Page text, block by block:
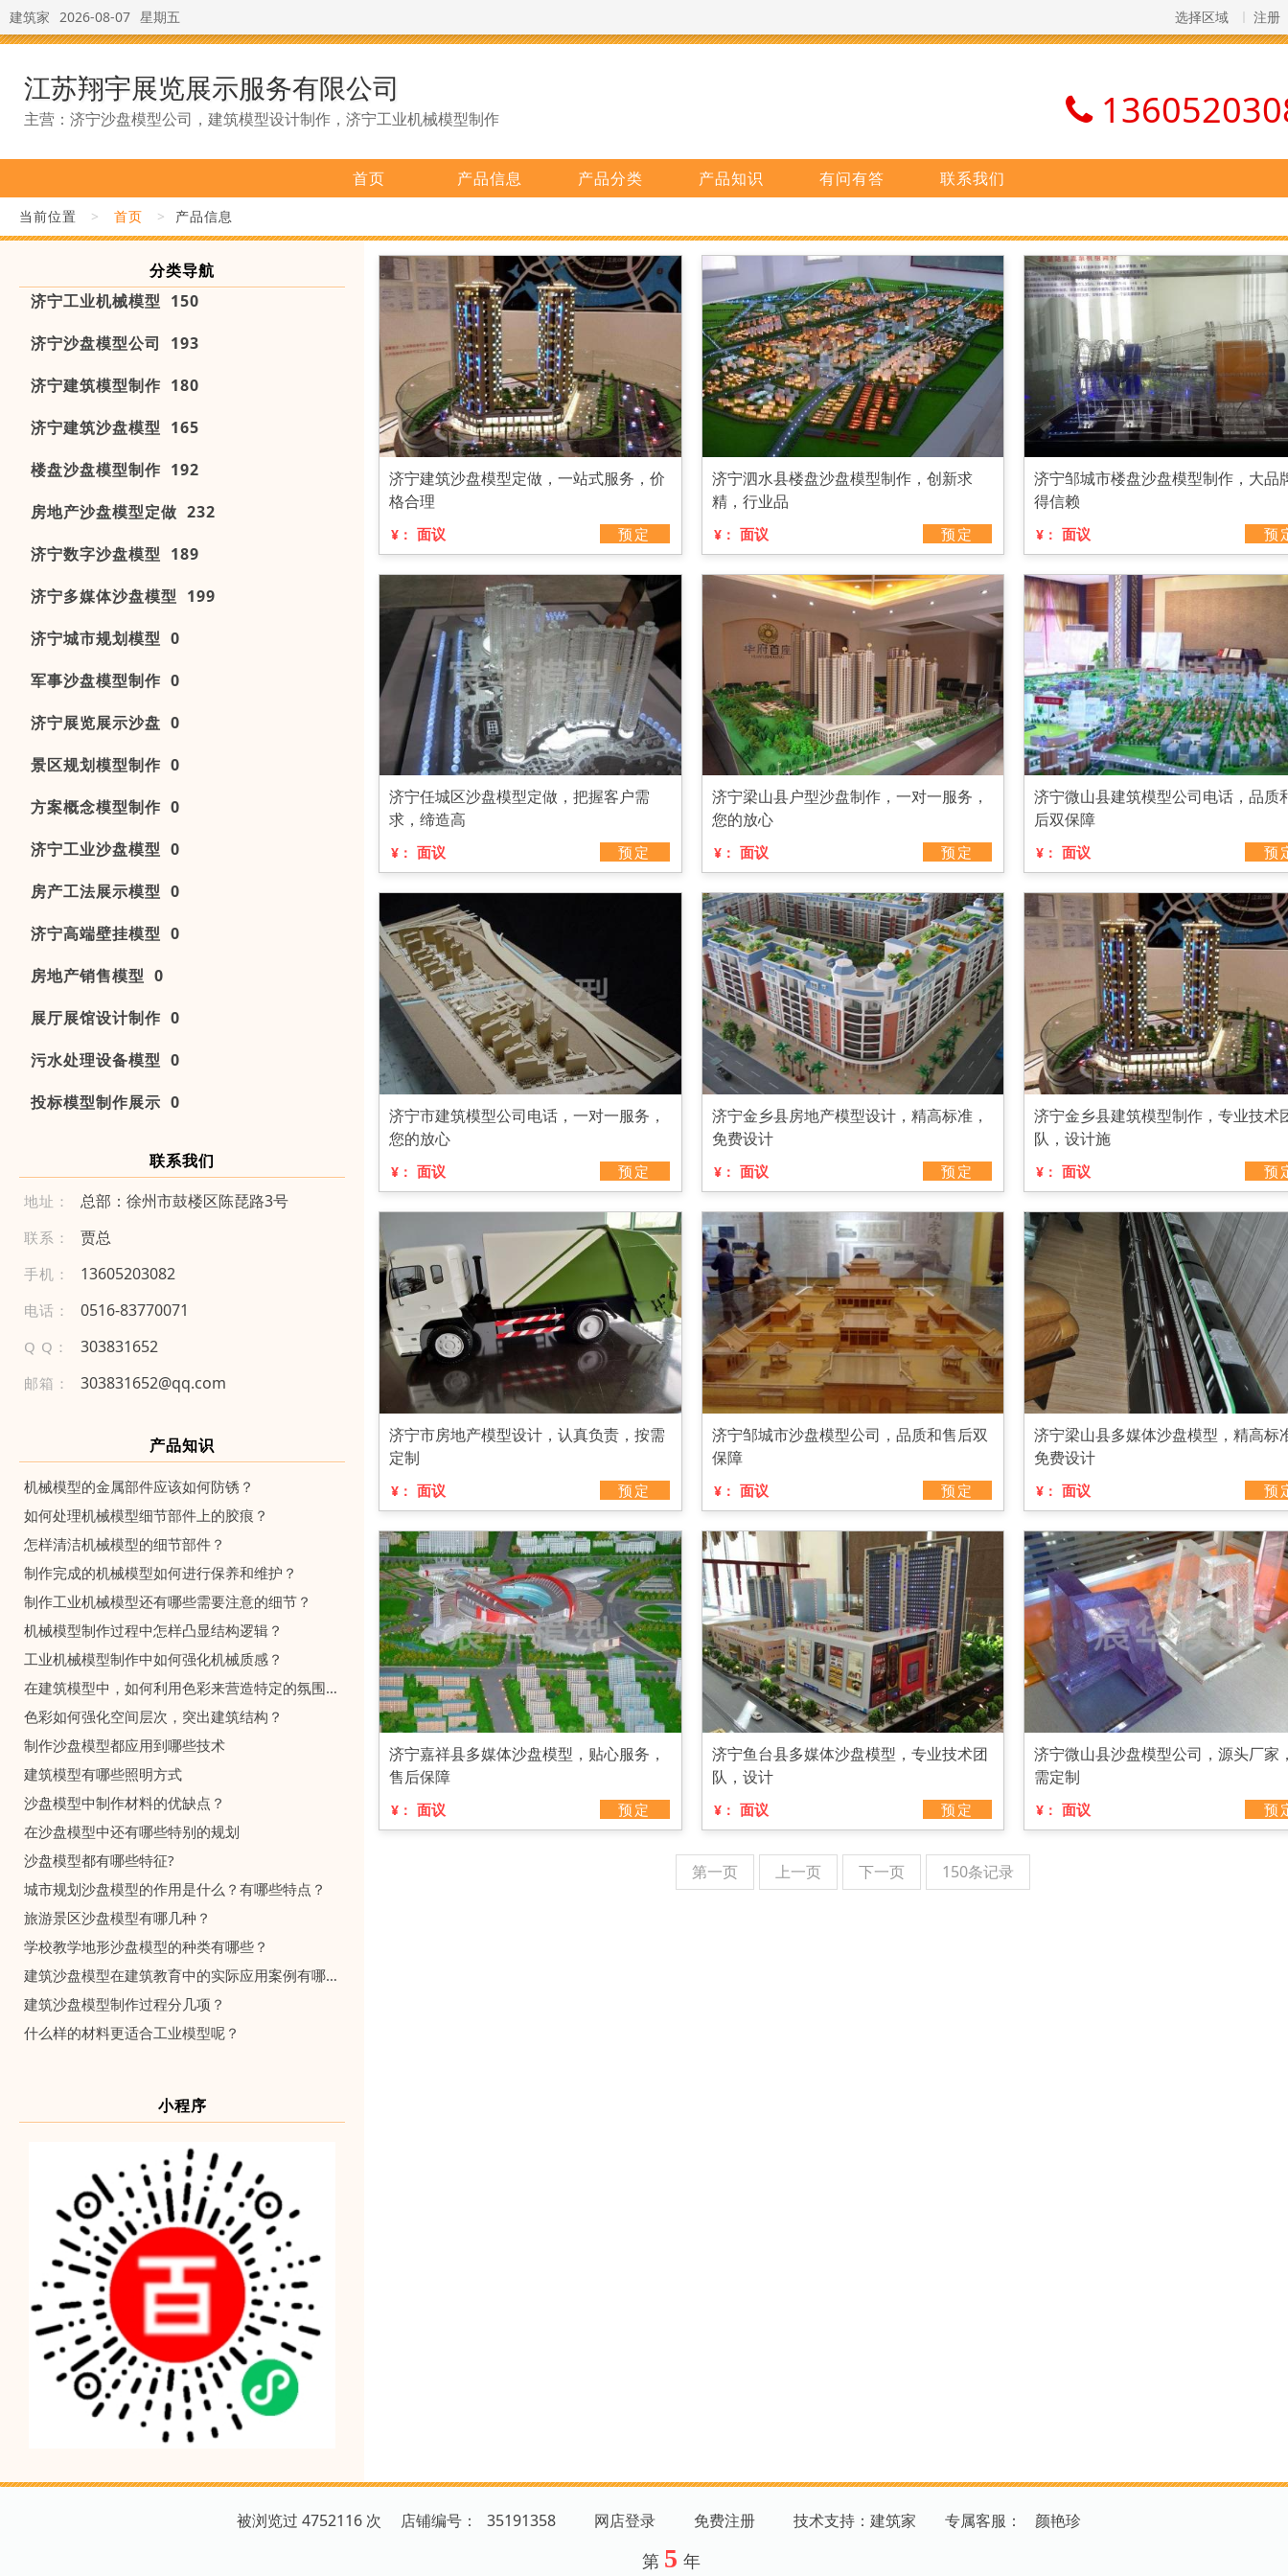
建筑家 2026-08-07 星期五 选择区域 注册
江苏翔宇展览展示服务有限公司
主营：济宁沙盘模型公司，建筑模型设计制作，济宁工业机械模型制作
首页 产品信息 产品分类 产品知识 有问有答 联系我们
当前位置 > 首页 > 产品信息
分类导航
济宁工业机械模型 150
济宁沙盘模型公司 193
济宁建筑模型制作 180
济宁建筑沙盘模型 165
楼盘沙盘模型制作 192
房地产沙盘模型定做 232
济宁数字沙盘模型 189
济宁多媒体沙盘模型 199
济宁城市规划模型 0
军事沙盘模型制作 0
济宁展览展示沙盘 0
景区规划模型制作 0
方案概念模型制作 0
济宁工业沙盘模型 0
房产工法展示模型 0
济宁高端壁挂模型 0
房地产销售模型 0
展厅展馆设计制作 0
污水处理设备模型 0
投标模型制作展示 0
联系我们
地址： 总部：徐州市鼓楼区陈琵路3号
联系： 贾总
手机： 136 05 203 08 2
电话： 0 51 6 -8 3 7 70 0 71
Q Q： 303831652
邮箱： 303831652@qq.com
产品知识
机械模型的金属部件应该如何防锈？
如何处理机械模型细节部件上的胶痕？
怎样清洁机械模型的细节部件？
制作完成的机械模型如何进行保养和维护？
制作工业机械模型还有哪些需要注意的细节？
机械模型制作过程中怎样凸显结构逻辑？
工业机械模型制作中如何强化机械质感？
在建筑模型中，如何利用色彩来营造特定的氛围和情感？
色彩如何强化空间层次，突出建筑结构？
制作沙盘模型都应用到哪些技术
建筑模型有哪些照明方式
沙盘模型中制作材料的优缺点？
在沙盘模型中还有哪些特别的规划
沙盘模型都有哪些特征?
城市规划沙盘模型的作用是什么？有哪些特点？
旅游景区沙盘模型有哪几种？
学校教学地形沙盘模型的种类有哪些？
建筑沙盘模型在建筑教育中的实际应用案例有哪些？
建筑沙盘模型制作过程分几项？
什么样的材料更适合工业模型呢？
小程序
济宁建筑沙盘模型定做，一站式服务，价
格合理
¥： 面议 预定
济宁泗水县楼盘沙盘模型制作，创新求
精，行业品
¥： 面议 预定
济宁邹城市楼盘沙盘模型制作，大品
得信赖
¥： 面议 预
济宁任城区沙盘模型定做，把握客户需
求，缔造高
¥： 面议 预定
济宁梁山县户型沙盘制作，一对一服务，
您的放心
¥： 面议 预定
济宁微山县建筑模型公司电话，品质
后双保障
¥： 面议 预
济宁市建筑模型公司电话，一对一服务，
您的放心
¥： 面议 预定
济宁金乡县房地产模型设计，精高标准，
免费设计
¥： 面议 预定
济宁金乡县建筑模型制作，专业技术
队，设计施
¥： 面议 预
济宁市房地产模型设计，认真负责，按需
定制
¥： 面议 预定
济宁邹城市沙盘模型公司，品质和售后双
保障
¥： 面议 预定
济宁梁山县多媒体沙盘模型，精高标
免费设计
¥： 面议 预
济宁嘉祥县多媒体沙盘模型，贴心服务，
售后保障
¥： 面议 预定
济宁鱼台县多媒体沙盘模型，专业技术团
队，设计
¥： 面议 预定
济宁微山县沙盘模型公司，源头厂家
需定制
¥： 面议 预
第一页 上一页 下一页 150条记录
被浏览过 4752116 次 店铺编号： 35191358 网店登录 免费注册 技术支持：建筑家 专属客服 ： 颜艳珍
第 5 年